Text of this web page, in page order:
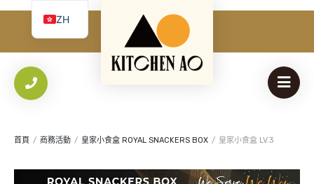
密碼*
填
首頁 / 商務活動 / 皇家小食盒 ROYAL SNACKERS BOX / 皇家小食盒 LV.3
ZH
EN